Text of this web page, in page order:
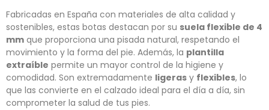
Fabricadas en España con materiales de alta calidad y
sostenibles, estas botas destacan por su suela flexible de 4
mm que proporciona una pisada natural, respetando el
movimiento y la forma del pie. Además, la plantilla
extraíble permite un mayor control de la higiene y
comodidad. Son extremadamente ligeras y flexibles, lo
que las convierte en el calzado ideal para el día a día, sin
comprometer la salud de tus pies.